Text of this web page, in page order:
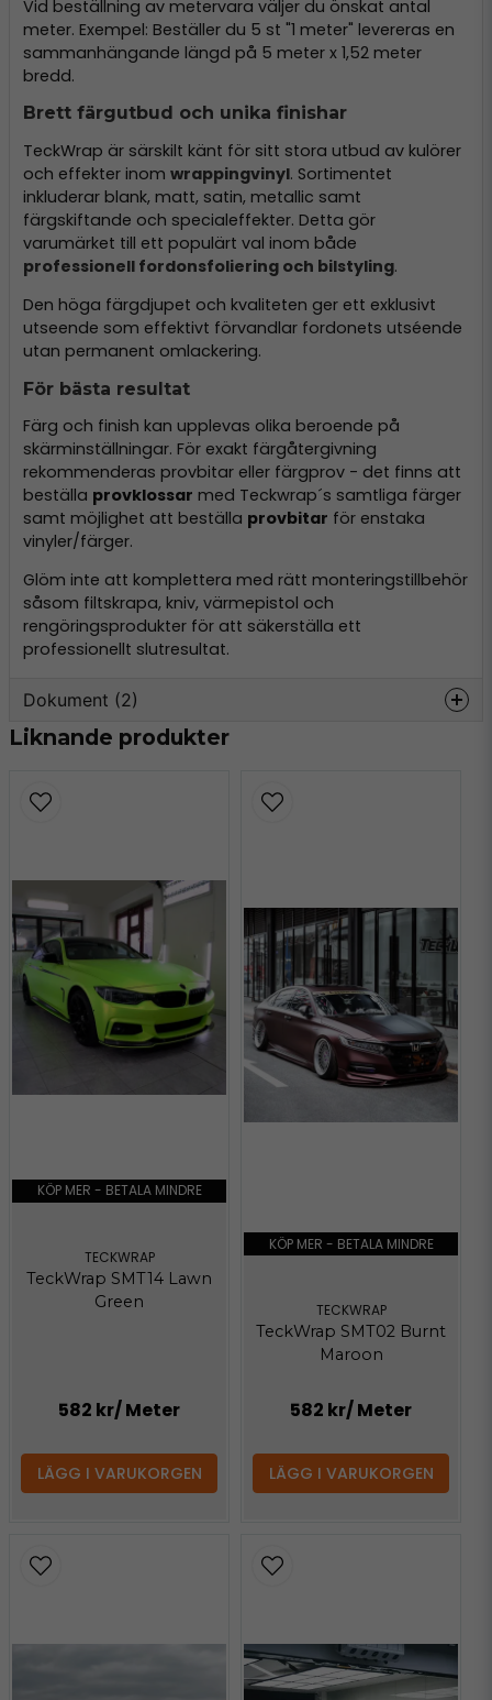
Vid beställning av metervara väljer du önskat antal
meter. Exempel: Beställer du 5 st "1 meter" levereras en
sammanhängande längd på 5 meter x 1,52 meter
bredd.
Brett färgutbud och unika finishar
TeckWrap är särskilt känt för sitt stora utbud av kulörer
och effekter inom wrappingvinyl. Sortimentet
inkluderar blank, matt, satin, metallic samt
färgskiftande och specialeffekter. Detta gör
varumärket till ett populärt val inom både
professionell fordonsfoliering och bilstyling.
Den höga färgdjupet och kvaliteten ger ett exklusivt
utseende som effektivt förvandlar fordonets utséende
utan permanent omlackering.
För bästa resultat
Färg och finish kan upplevas olika beroende på
skärminställningar. För exakt färgåtergivning
rekommenderas provbitar eller färgprov - det finns att
beställa provklossar med Teckwrap´s samtliga färger
samt möjlighet att beställa provbitar för enstaka
vinyler/färger.
Glöm inte att komplettera med rätt monteringstillbehör
såsom filtskrapa, kniv, värmepistol och
rengöringsprodukter för att säkerställa ett
professionellt slutresultat.
Dokument (2)
teckwrap-datasheet.pdf
Liknande produkter
KÖP MER - BETALA MINDRE
TECKWRAP
TeckWrap SMT14 Lawn
Green
582 kr/ Meter
LÄGG I VARUKORGEN
KÖP MER - BETALA MINDRE
TECKWRAP
TeckWrap SMT02 Burnt
Maroon
582 kr/ Meter
LÄGG I VARUKORGEN